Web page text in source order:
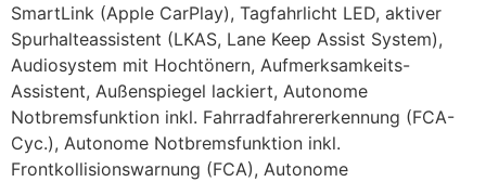
SmartLink (Apple CarPlay), Tagfahrlicht LED, aktiver
Spurhalteassistent (LKAS, Lane Keep Assist System),
Audiosystem mit Hochtönern, Aufmerksamkeits-
Assistent, Außenspiegel lackiert, Autonome
Notbremsfunktion inkl. Fahrradfahrererkennung (FCA-
Cyc.), Autonome Notbremsfunktion inkl.
Frontkollisionswarnung (FCA), Autonome